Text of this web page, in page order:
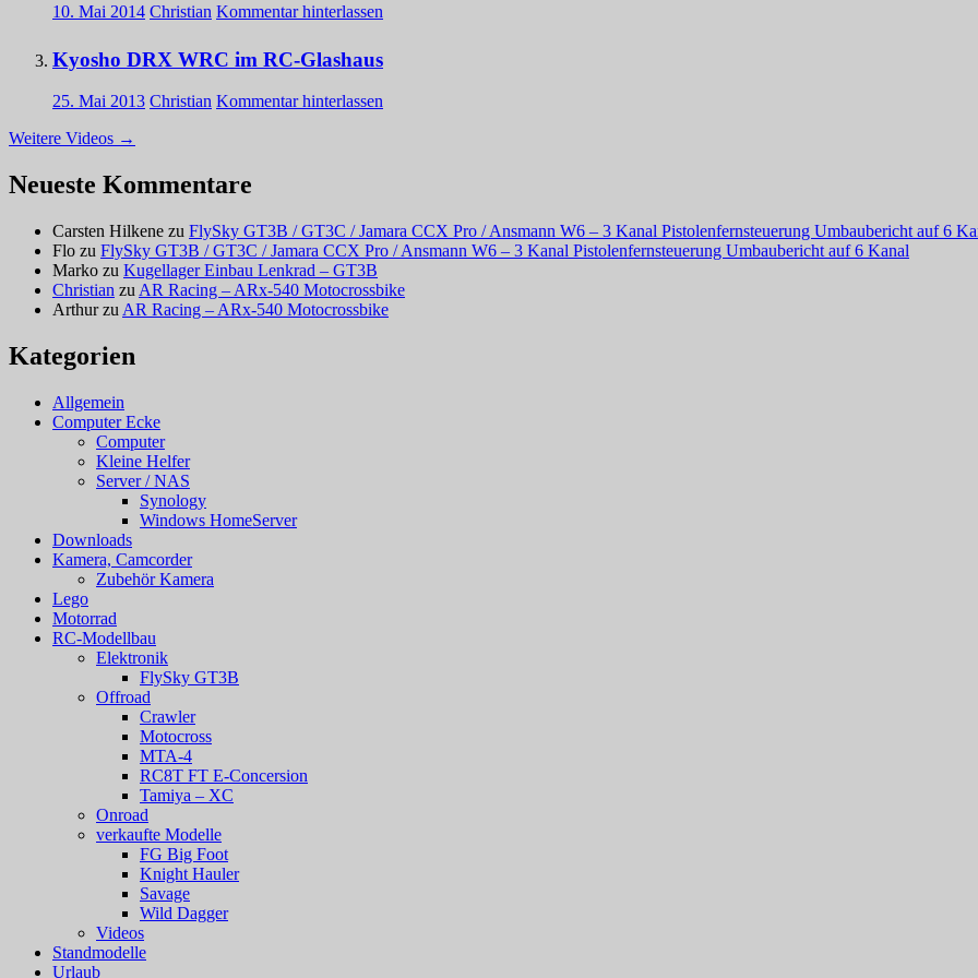
10. Mai 2014 Christian Kommentar hinterlassen
Kyosho DRX WRC im RC-Glashaus
25. Mai 2013 Christian Kommentar hinterlassen
Weitere Videos →
Neueste Kommentare
Carsten Hilkene zu FlySky GT3B / GT3C / Jamara CCX Pro / Ansmann W6 – 3 Kanal Pistolenfernsteuerung Umbaubericht auf 6
Flo zu FlySky GT3B / GT3C / Jamara CCX Pro / Ansmann W6 – 3 Kanal Pistolenfernsteuerung Umbaubericht auf 6 Kanal
Marko zu Kugellager Einbau Lenkrad – GT3B
Christian zu AR Racing – ARx-540 Motocrossbike
Arthurzu AR Racing – ARx-540 Motocrossbike
Kategorien
Allgemein
Computer Ecke
Computer
Kleine Helfer
Server / NAS
Synology
Windows HomeServer
Downloads
Kamera, Camcorder
Zubehör Kamera
Lego
Motorrad
RC-Modellbau
Elektronik
FlySky GT3B
Offroad
Crawler
Motocross
MTA-4
RC8T FT E-Concersion
Tamiya – XC
Onroad
verkaufte Modelle
FG Big Foot
Knight Hauler
Savage
Wild Dagger
Videos
Standmodelle
Urlaub